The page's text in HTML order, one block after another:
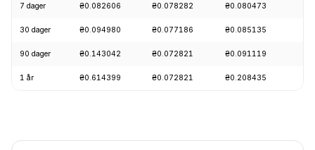
7 dager ₴0.082606 ₴0.078282 ₴0.080473
30 dager ₴0.094980 ₴0.077186 ₴0.085135
90 dager ₴0.143042 ₴0.072821 ₴0.091119
1 år ₴0.614399 ₴0.072821 ₴0.208435